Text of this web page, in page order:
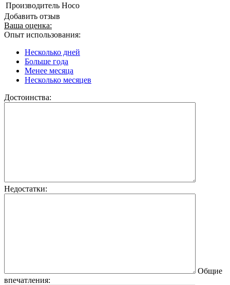
Производитель Hoco
Добавить отзыв
Ваша оценка:
Опыт использования:
Несколько дней
Больше года
Менее месяца
Несколько месяцев
Достоинства:
Недостатки:
Общие
впечатления: